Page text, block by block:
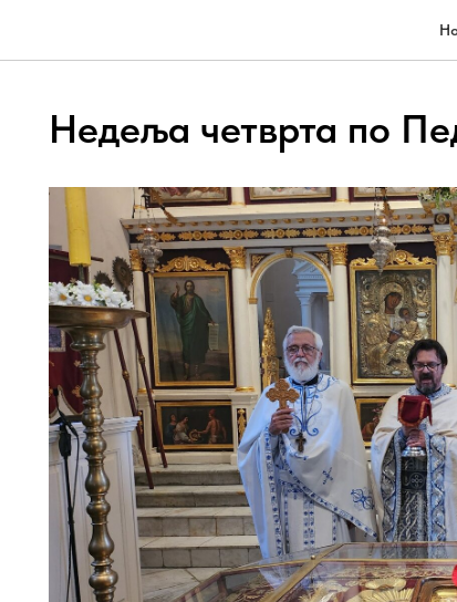
Недеља четврта по